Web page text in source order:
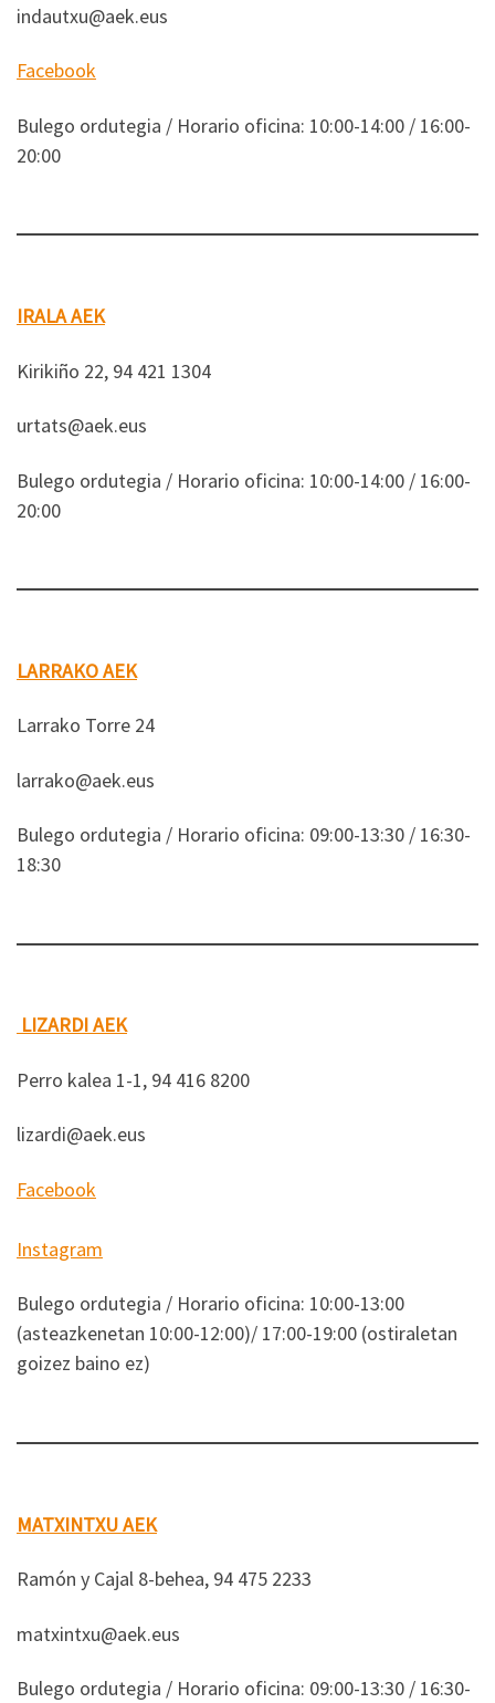
indautxu@aek.eus
Facebook
Bulego ordutegia / Horario oficina: 10:00-14:00 / 16:00-
20:00
IRALA AEK
Kirikiño 22, 94 421 1304
urtats@aek.eus
Bulego ordutegia / Horario oficina: 10:00-14:00 / 16:00-
20:00
LARRAKO AEK
Larrako Torre 24
larrako@aek.eus
Bulego ordutegia / Horario oficina: 09:00-13:30 / 16:30-
18:30
LIZARDI AEK
Perro kalea 1-1, 94 416 8200
lizardi@aek.eus
Facebook
Instagram
Bulego ordutegia / Horario oficina: 10:00-13:00
(asteazkenetan 10:00-12:00)/ 17:00-19:00 (ostiraletan
goizez baino ez)
MATXINTXU AEK
Ramón y Cajal 8-behea, 94 475 2233
matxintxu@aek.eus
Bulego ordutegia / Horario oficina: 09:00-13:30 / 16:30-